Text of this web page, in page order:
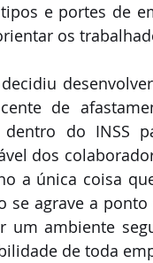
e portes de
os
de
dentro do INSS
dos
a única coisa
se agrave a
um ambiente
de toda